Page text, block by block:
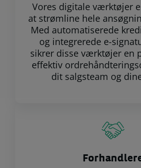
Vores digitale værktøjer
at strømline hele
Med automatiserede
og integrerede e-
sikrer disse værktøjer en
effektiv
dit salgsteam og